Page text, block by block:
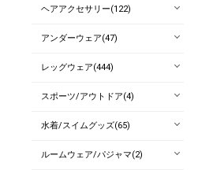
ヘアアクセサリー(122)
アンダーウェア(47)
レッグウェア(444)
スポーツ/アウトドア(4)
水着/スイムグッズ(65)
ルームウェア/パジャマ(2)